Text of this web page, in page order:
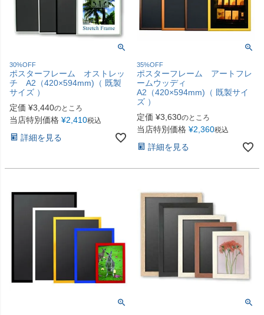
30%OFF
ポスターフレーム オストレッ
チ A2（420×594mm)（ 既製
サイズ ）
定価 ¥3,440のところ
当店特別価格 ¥2,410税込
詳細を見る
35%OFF
ポスターフレーム アートフレ
ームウッディ
A2（420×594mm)（ 既製サイ
ズ ）
定価 ¥3,630のところ
当店特別価格 ¥2,360税込
詳細を見る